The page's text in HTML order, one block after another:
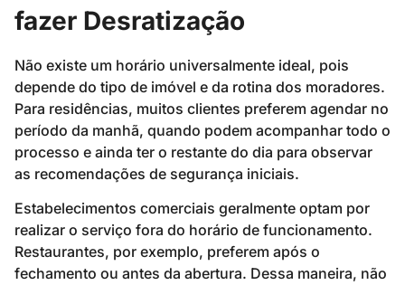
fazer Desratização
Não existe um horário universalmente ideal, pois
depende do tipo de imóvel e da rotina dos moradores.
Para residências, muitos clientes preferem agendar no
período da manhã, quando podem acompanhar todo o
processo e ainda ter o restante do dia para observar
as recomendações de segurança iniciais.
Estabelecimentos comerciais geralmente optam por
realizar o serviço fora do horário de funcionamento.
Restaurantes, por exemplo, preferem após o
fechamento ou antes da abertura. Dessa maneira, não